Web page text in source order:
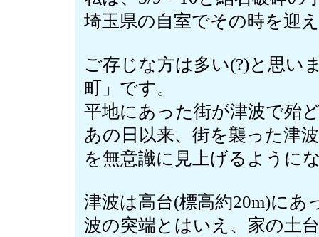
埼玉県の自室でその時を迎
ご存じな方は多い(?)と思い
町」です。
平地にあった街が津波で殆
あの日以来、街を襲った津
を無意識に見上げるように
津波は高台(標高約20m)に
波の突端とはいえ、家の土